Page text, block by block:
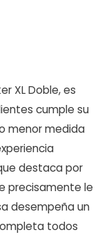
XL Doble, es
cumple su
menor medida
destaca por
precisamente le
desempeña un
todos